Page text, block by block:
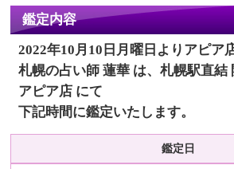
鑑定内容
2022年10月10日月曜日よりアピア
札幌の占い師 蓮華 は、札幌駅直結
アピア店 にて
下記時間に鑑定いたします。
鑑定日